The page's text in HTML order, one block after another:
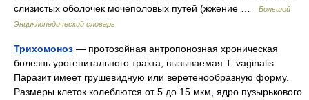
слизистых оболочек мочеполовых путей (жжение …
Большой
Энциклопедический словарь
Трихомоноз — протозойная антропонозная хроническая
болезнь урогенитального тракта, вызываемая Т. vaginalis.
Паразит имеет грушевидную или веретенообразную форму.
Размеры клеток колеблются от 5 до 15 мкм, ядро пузырькового